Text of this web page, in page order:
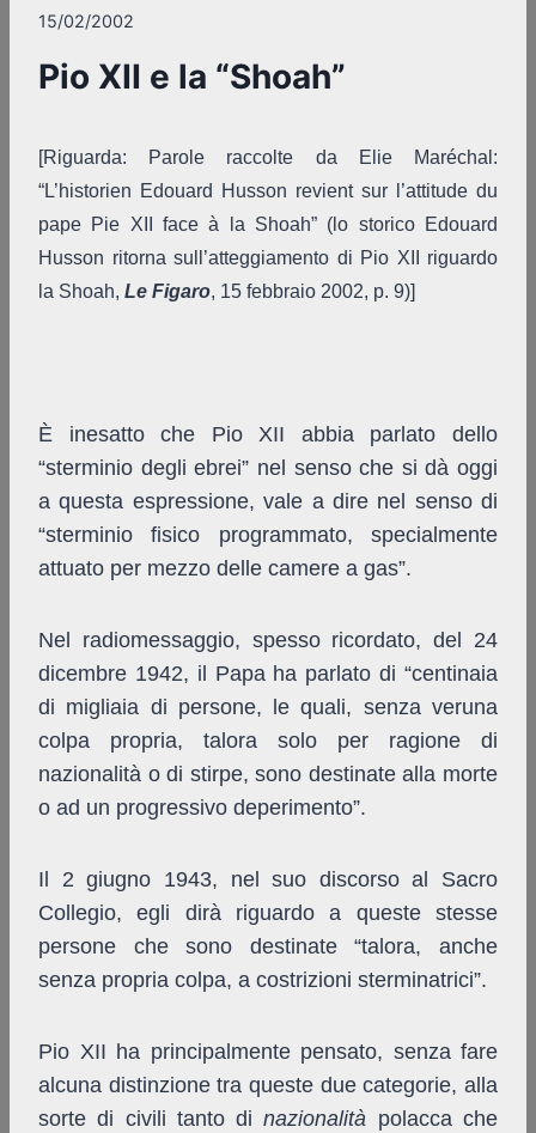
15/02/2002
Pio XII e la “Shoah”
[Riguarda: Parole raccolte da Elie Maréchal:
“L’historien Edouard Husson revient sur l’attitude du
pape Pie XII face à la Shoah” (lo storico Edouard
Husson ritorna sull’atteggiamento di Pio XII riguardo
la Shoah, Le Figaro, 15 febbraio 2002, p. 9)]
È inesatto che Pio XII abbia parlato dello
“sterminio degli ebrei” nel senso che si dà oggi
a questa espressione, vale a dire nel senso di
“sterminio fisico programmato, specialmente
attuato per mezzo delle camere a gas”.
Nel radiomessaggio, spesso ricordato, del 24
dicembre 1942, il Papa ha parlato di “centinaia
di migliaia di persone, le quali, senza veruna
colpa propria, talora solo per ragione di
nazionalità o di stirpe, sono destinate alla morte
o ad un progressivo deperimento”.
Il 2 giugno 1943, nel suo discorso al Sacro
Collegio, egli dirà riguardo a queste stesse
persone che sono destinate “talora, anche
senza propria colpa, a costrizioni sterminatrici”.
Pio XII ha principalmente pensato, senza fare
alcuna distinzione tra queste due categorie, alla
sorte di civili tanto dinazionalità polacca che